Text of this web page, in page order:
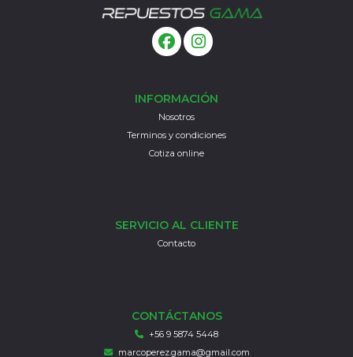
INFORMACIÓN
Nosotros
Terminos y condiciones
Cotiza online
SERVICIO AL CLIENTE
Contacto
CONTÁCTANOS
+56 9 5874 5448
marcoperez.gama@gmail.com